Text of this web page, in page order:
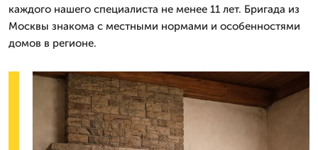
каждого нашего специалиста не менее 11 лет. Бригада из
Москвы знакома с местными нормами и особенностями
домов в регионе.